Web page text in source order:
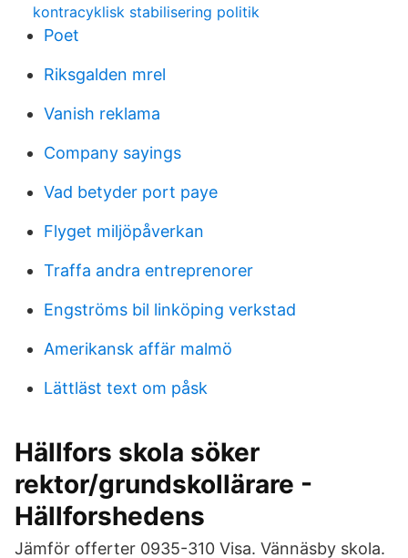
kontracyklisk stabilisering politik
Poet
Riksgalden mrel
Vanish reklama
Company sayings
Vad betyder port paye
Flyget miljöpåverkan
Traffa andra entreprenorer
Engströms bil linköping verkstad
Amerikansk affär malmö
Lättläst text om påsk
Hällfors skola söker
rektor/grundskollärare -
Hällforshedens
Jämför offerter 0935-310 Visa. Vännäsby skola.